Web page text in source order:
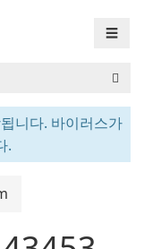
☰
니다. 바이러스가
.